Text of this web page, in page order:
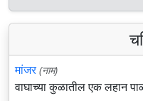
मांजर (नाम)
वाघाच्या कुळातील एक लहान